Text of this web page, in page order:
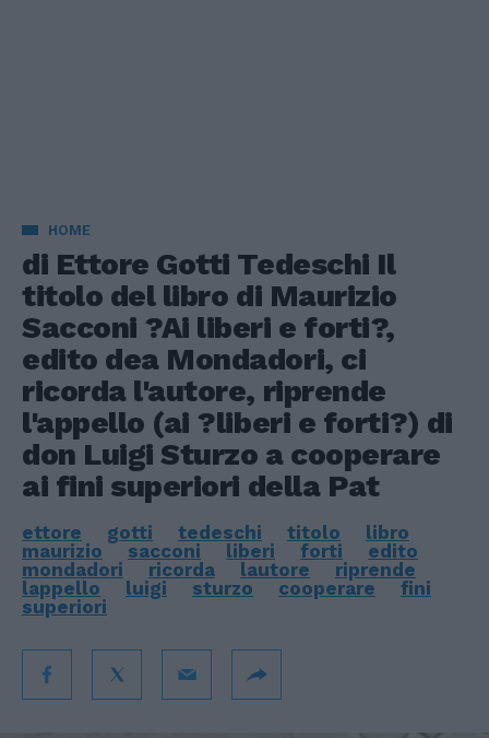
HOME
di Ettore Gotti Tedeschi Il
titolo del libro di Maurizio
Sacconi ?Ai liberi e forti?,
edito dea Mondadori, ci
ricorda l'autore, riprende
l'appello (ai ?liberi e forti?) di
don Luigi Sturzo a cooperare
ai fini superiori della Pat
ettore gotti tedeschi titolo
libro
maurizio
sacconi liberi forti
edito
mondadori
ricorda lautore
riprende
lappello
luigi sturzo cooperare
fini
superiori